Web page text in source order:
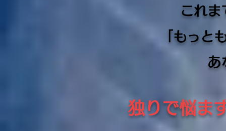
これま
「もっと
あ
独りで悩ま